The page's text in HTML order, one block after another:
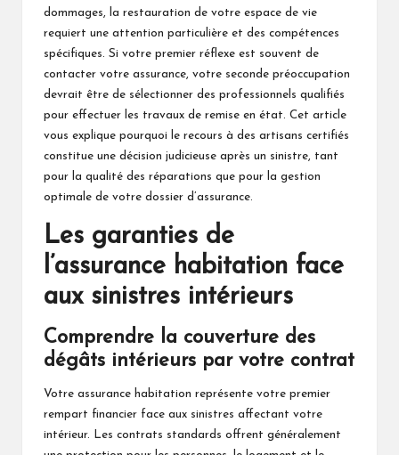
dommages, la restauration de votre espace de vie
requiert une attention particulière et des compétences
spécifiques. Si votre premier réflexe est souvent de
contacter votre assurance, votre seconde préoccupation
devrait être de sélectionner des professionnels qualifiés
pour effectuer les travaux de remise en état. Cet article
vous explique pourquoi le recours à des artisans certifiés
constitue une décision judicieuse après un sinistre, tant
pour la qualité des réparations que pour la gestion
optimale de votre dossier d’assurance.
Les garanties de
l’assurance habitation face
aux sinistres intérieurs
Comprendre la couverture des
dégâts intérieurs par votre contrat
Votre assurance habitation représente votre premier
rempart financier face aux sinistres affectant votre
intérieur. Les contrats standards offrent généralement